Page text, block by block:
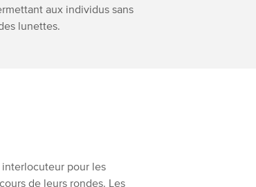
aux individus sans
lunettes.
pour les
de leurs rondes. Les